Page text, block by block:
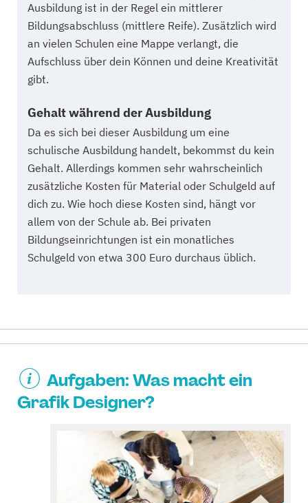
Ausbildung ist in der Regel ein mittlerer
Bildungsabschluss (mittlere Reife). Zusätzlich wird
an vielen Schulen eine Mappe verlangt, die
Aufschluss über dein Können und deine Kreativität
gibt.
Gehalt während der Ausbildung
Da es sich bei dieser Ausbildung um eine
schulische Ausbildung handelt, bekommst du kein
Gehalt. Allerdings kommen sehr wahrscheinlich
zusätzliche Kosten für Material oder Schulgeld auf
dich zu. Wie hoch diese Kosten sind, hängt vor
allem von der Schule ab. Bei privaten
Bildungseinrichtungen ist ein monatliches
Schulgeld von etwa 300 Euro durchaus üblich.
Aufgaben: Was macht ein
Grafik Designer?